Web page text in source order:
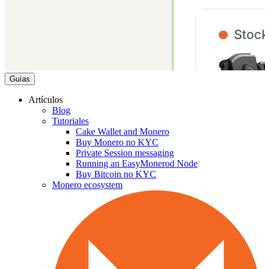
Guías
Artículos
Blog
Tutoriales
Cake Wallet and Monero
Buy Monero no KYC
Private Session messaging
Running an EasyMonerod Node
Buy Bitcoin no KYC
Monero ecosystem